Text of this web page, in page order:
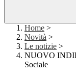
Home >
Novità >
Le notizie >
NUOVO
Sociale